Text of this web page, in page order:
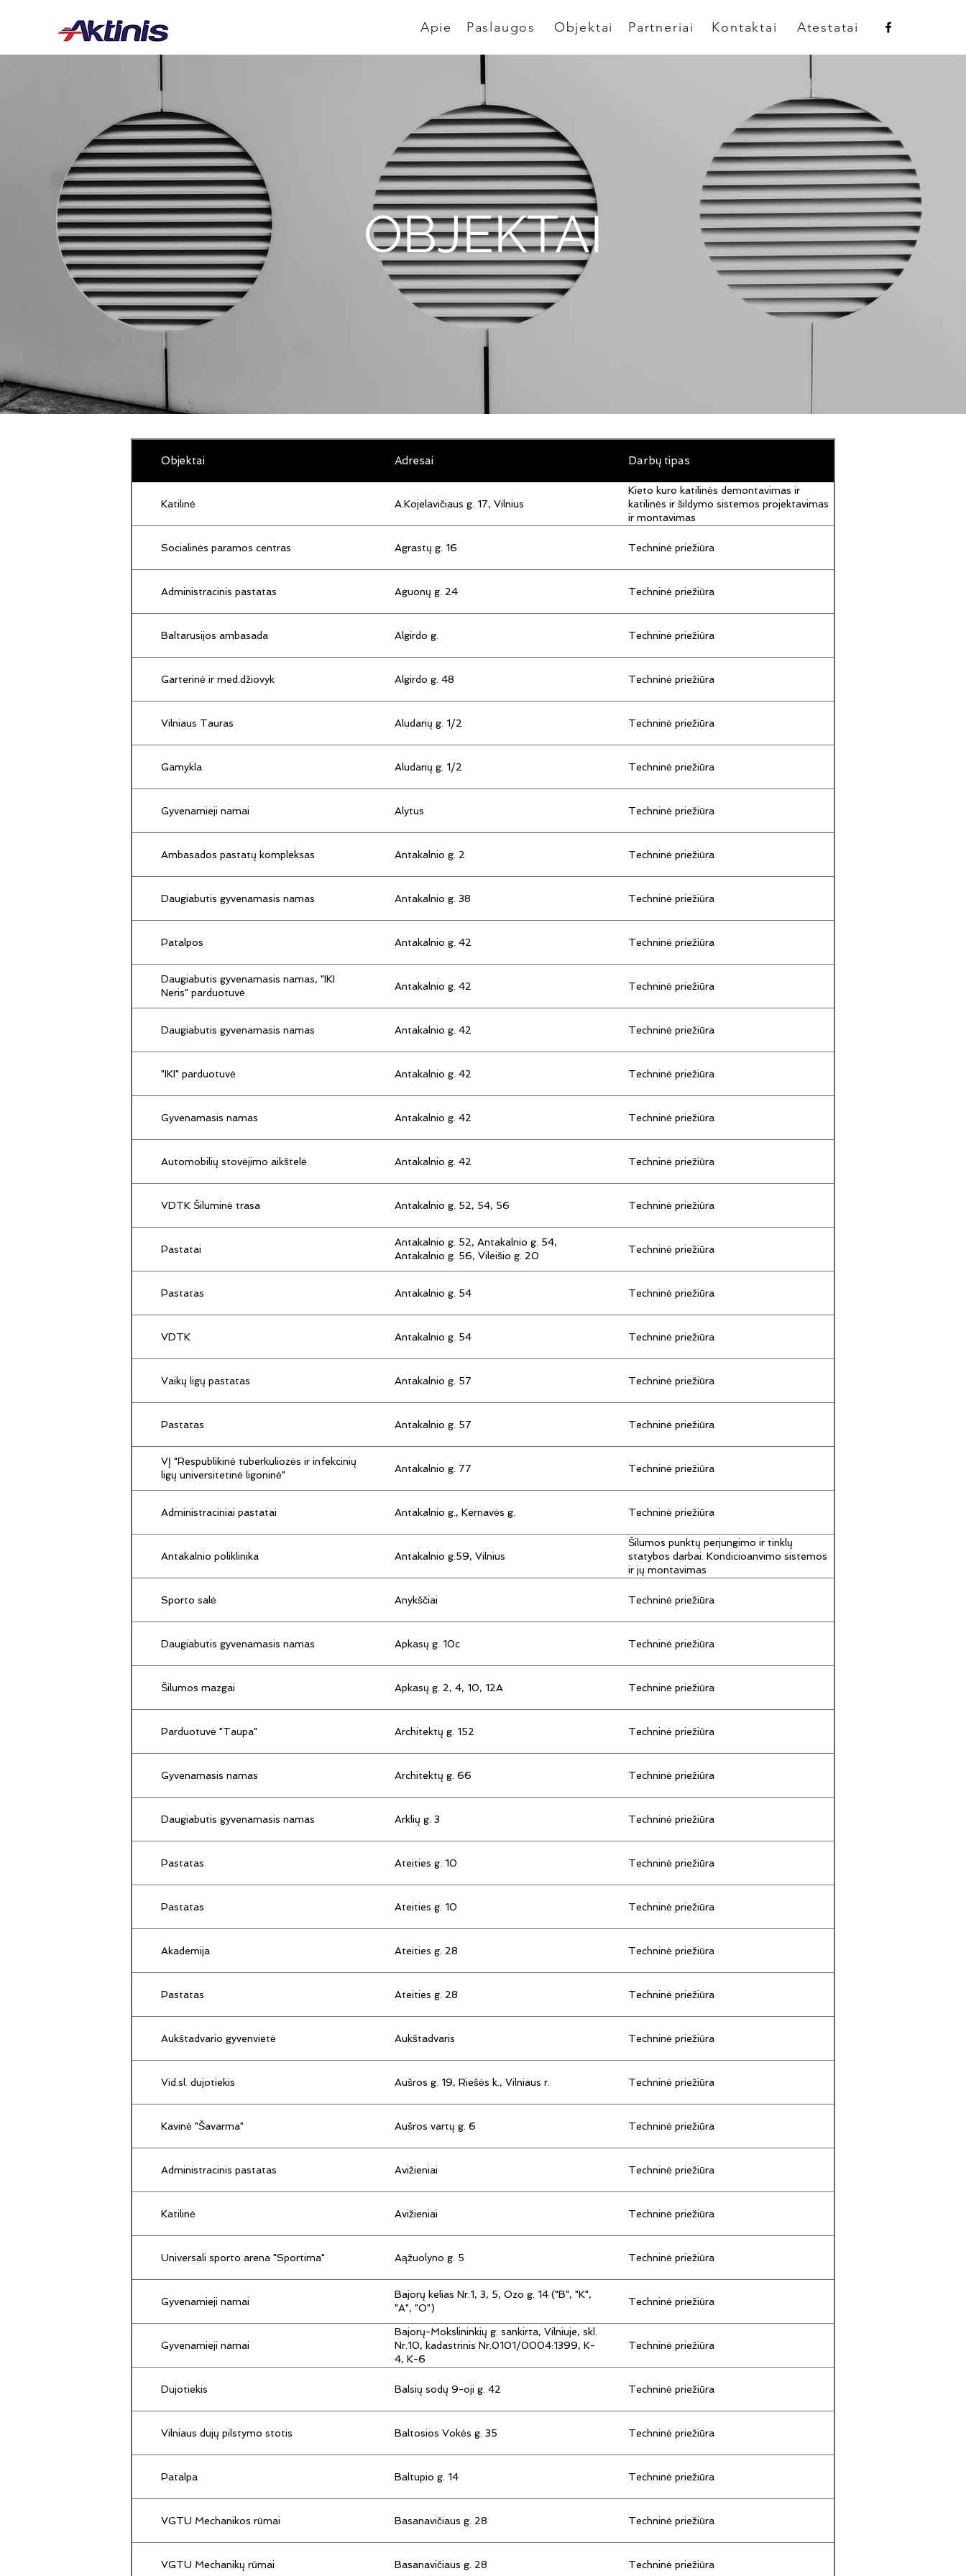
Atestatai
Apie Paslaugos Objektai Partneriai Kontaktai
OBJEKTAI
Objektai Adresai Darbų tipas
Katilinė A.Kojelavičiaus g. 17, Vilnius
Kieto kuro katilinės demontavimas ir
katilinės ir šildymo sistemos projektavimas
ir montavimas
Socialinės paramos centras Agrastų g. 16 Techninė priežiūra
Administracinis pastatas Aguonų g. 24 Techninė priežiūra
Baltarusijos ambasada Algirdo g. Techninė priežiūra
Garterinė ir med.džiovyk Algirdo g. 48 Techninė priežiūra
Vilniaus Tauras Aludarių g. 1/2 Techninė priežiūra
Gamykla Aludarių g. 1/2 Techninė priežiūra
Gyvenamieji namai Alytus Techninė priežiūra
Ambasados pastatų kompleksas Antakalnio g. 2 Techninė priežiūra
Daugiabutis gyvenamasis namas Antakalnio g. 38 Techninė priežiūra
Patalpos Antakalnio g. 42 Techninė priežiūra
Daugiabutis gyvenamasis namas, "IKI
Neris" parduotuvė
Antakalnio g. 42 Techninė priežiūra
Daugiabutis gyvenamasis namas Antakalnio g. 42 Techninė priežiūra
"IKI" parduotuvė Antakalnio g. 42 Techninė priežiūra
Gyvenamasis namas Antakalnio g. 42 Techninė priežiūra
Automobilių stovėjimo aikštelė Antakalnio g. 42 Techninė priežiūra
VDTK Šiluminė trasa Antakalnio g. 52, 54, 56 Techninė priežiūra
Pastatai
Antakalnio g. 52, Antakalnio g. 54,
Antakalnio g. 56, Vileišio g. 20
Techninė priežiūra
Pastatas Antakalnio g. 54 Techninė priežiūra
VDTK Antakalnio g. 54 Techninė priežiūra
Vaikų ligų pastatas Antakalnio g. 57 Techninė priežiūra
Pastatas Antakalnio g. 57 Techninė priežiūra
VĮ "Respublikinė tuberkuliozės ir infekcinių
ligų universitetinė ligoninė"
Antakalnio g. 77 Techninė priežiūra
Administraciniai pastatai Antakalnio g., Kernavės g. Techninė priežiūra
Antakalnio poliklinika Antakalnio g.59, Vilnius
Šilumos punktų perjungimo ir tinklų
statybos darbai. Kondicioanvimo sistemos
ir jų montavimas
Sporto salė Anykščiai Techninė priežiūra
Daugiabutis gyvenamasis namas Apkasų g. 10c Techninė priežiūra
Šilumos mazgai Apkasų g. 2, 4, 10, 12A Techninė priežiūra
Parduotuvė "Taupa" Architektų g. 152 Techninė priežiūra
Gyvenamasis namas Architektų g. 66 Techninė priežiūra
Daugiabutis gyvenamasis namas Arklių g. 3 Techninė priežiūra
Pastatas Ateities g. 10 Techninė priežiūra
Pastatas Ateities g. 10 Techninė priežiūra
Akademija Ateities g. 28 Techninė priežiūra
Pastatas Ateities g. 28 Techninė priežiūra
Aukštadvario gyvenvietė Aukštadvaris Techninė priežiūra
Vid.sl. dujotiekis Aušros g. 19, Riešės k., Vilniaus r. Techninė priežiūra
Kavinė "Šavarma" Aušros vartų g. 6 Techninė priežiūra
Administracinis pastatas Avižieniai Techninė priežiūra
Katilinė Avižieniai Techninė priežiūra
Universali sporto arena "Sportima" Aąžuolyno g. 5 Techninė priežiūra
Gyvenamieji namai
Bajorų kelias Nr.1, 3, 5, Ozo g. 14 ("B", "K",
"A", "O")
Techninė priežiūra
Gyvenamieji namai
Bajorų-Mokslininkių g. sankirta, Vilniuje, skl.
Nr.10, kadastrinis Nr.0101/0004:1399, K-
4, K-6
Techninė priežiūra
Dujotiekis Balsių sodų 9-oji g. 42 Techninė priežiūra
Vilniaus dujų pilstymo stotis Baltosios Vokės g. 35 Techninė priežiūra
Patalpa Baltupio g. 14 Techninė priežiūra
VGTU Mechanikos rūmai Basanavičiaus g. 28 Techninė priežiūra
VGTU Mechanikų rūmai Basanavičiaus g. 28 Techninė priežiūra